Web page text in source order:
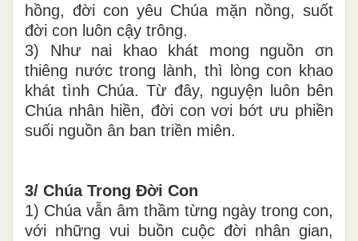
hồng, đời con yêu Chúa mặn nồng, suốt
đời con luôn cậy trông.
3) Như nai khao khát mong nguồn σn
thiêng nước trong lành, thì lòng con khao
khát tình Chúa. Từ đây, nguyện luôn bên
Chúa nhân hiền, đời con vơi bớt ưu phiền
suối nguồn ân ban triền miên.
3/ Chúa Trong Đời Con
1) Chúa vẫn âm thầm từng ngày trong con,
với những vui buồn cuộc đời nhân gian,